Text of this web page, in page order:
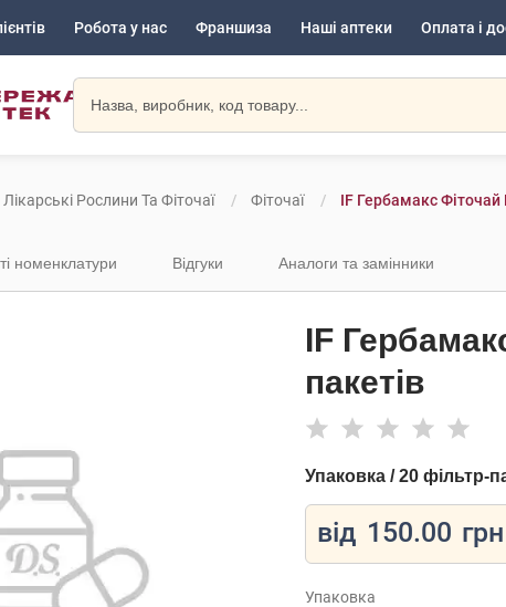
Робота у нас Франшиза Наші аптеки Оплата і
Лікарські Рослини Та Фіточаї Фіточаї IF Гербамакс
номенклатури Відгуки Аналоги та замінники
IF
пакетів
Упаковка / 20 фільтр-
від 150.00 грн
Упаковка